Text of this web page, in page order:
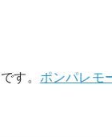
す。 ポンパレモ